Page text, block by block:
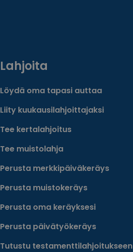
Lahjoita
Löydä oma tapasi auttaa
Liity kuukausilahjoittajaksi
Tee kertalahjoitus
Tee muistolahja
Perusta merkkipäiväkeräys
Perusta muistokeräys
Perusta oma keräyksesi
Perusta päivätyökeräys
Tutustu testamenttilahjoitukseen